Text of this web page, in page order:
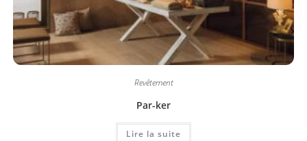
Revêtement
Par-ker
Lire la suite